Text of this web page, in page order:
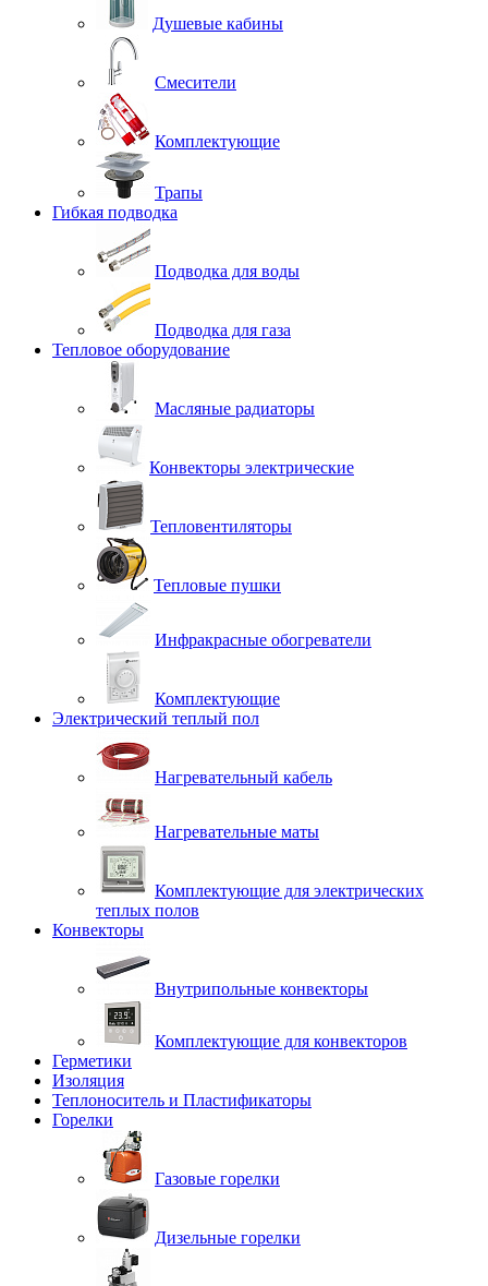
Душевые кабины
Смесители
Комплектующие
Трапы
Гибкая подводка
Подводка для воды
Подводка для газа
Тепловое оборудование
Масляные радиаторы
Конвекторы электрические
Тепловентиляторы
Тепловые пушки
Инфракрасные обогреватели
Комплектующие
Электрический теплый пол
Нагревательный кабель
Нагревательные маты
Комплектующие для электрических
теплых полов
Конвекторы
Внутрипольные конвекторы
Комплектующие для конвекторов
Герметики
Изоляция
Теплоноситель и Пластификаторы
Горелки
Газовые горелки
Дизельные горелки